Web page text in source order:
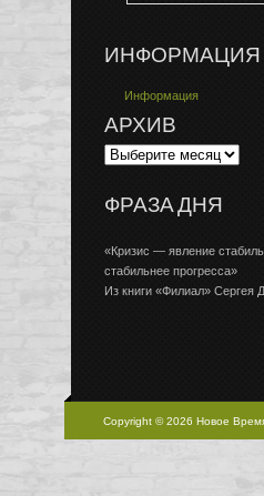
ИНФОРМАЦИЯ
Информация
АРХИВ
ФРАЗА ДНЯ
«Кризис — явление
стабильнее прогресса»
Из книги «Филиал» Сергея
Copyright © 2026 Новое